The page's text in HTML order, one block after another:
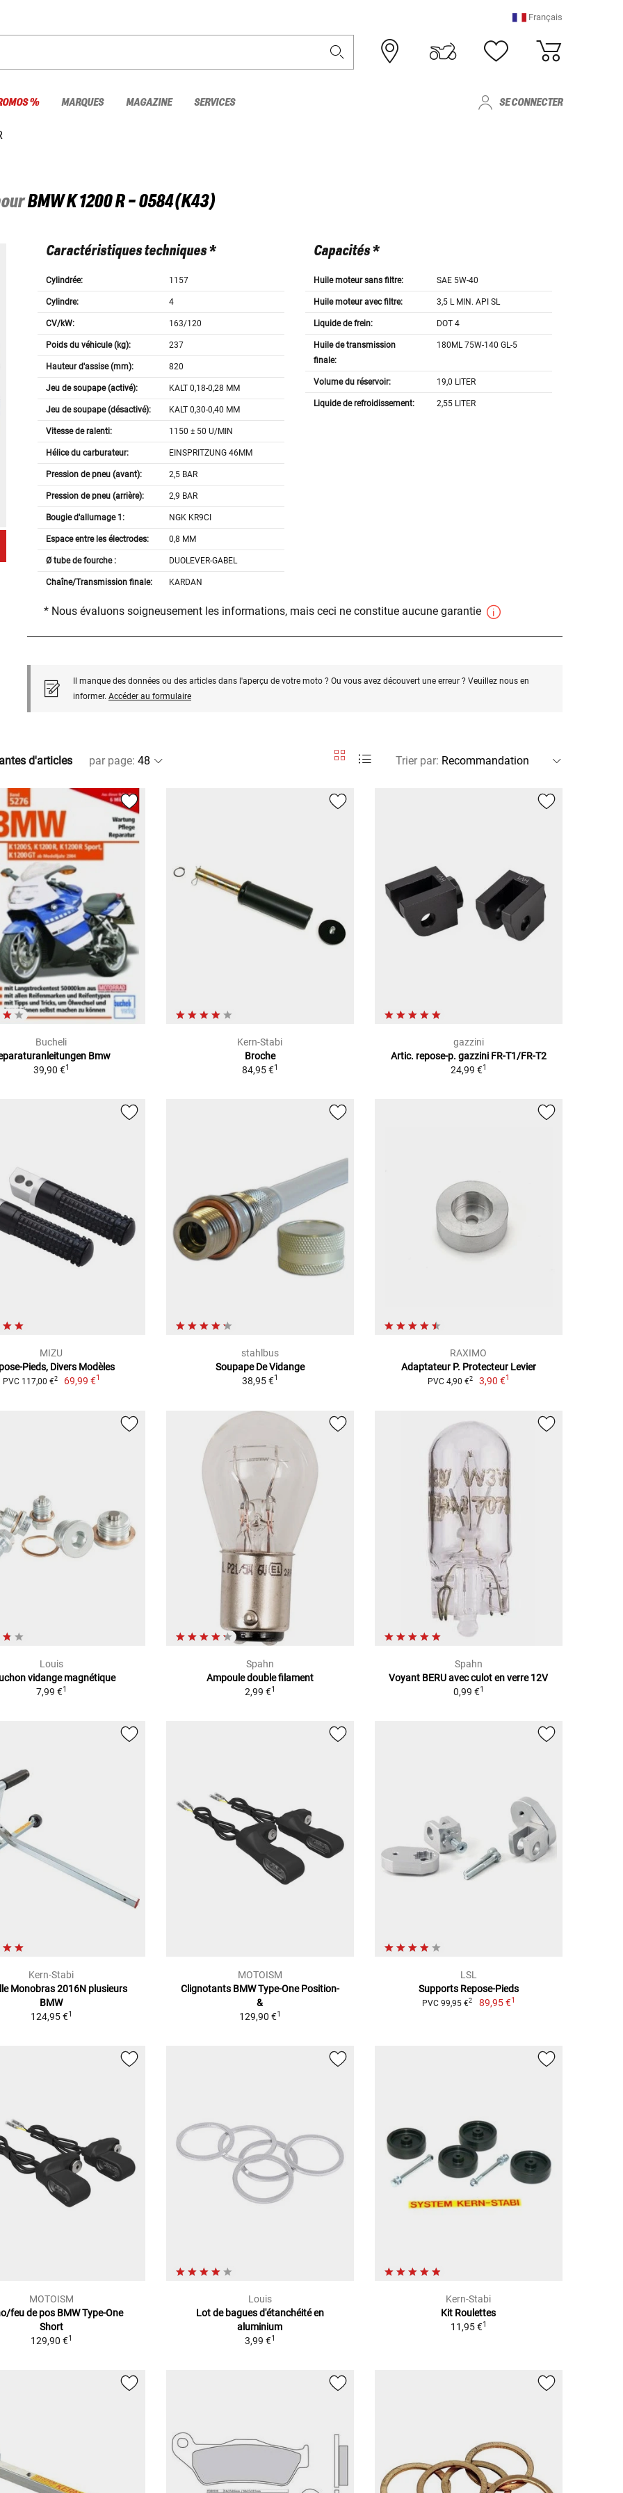
Français
% MARQUES MAGAZINE SERVICES SE CONNECTER
BMWK 1200 R - 0584(K43)
Caractéristiques techniques *
Cylindrée: 1157
Cylindre: 4
CV/kW: 163/120
Poids du véhicule (kg): 237
Hauteur d'assise (mm): 820
Jeu de soupape (activé): KALT 0,18-0,28 MM
Jeu de soupape (désactivé): KALT 0,30-0,40 MM
Vitesse de ralenti: 1150 ± 50 U/MIN
Hélice du carburateur: EINSPRITZUNG 46MM
Pression de pneu (avant): 2,5 BAR
Pression de pneu (arrière): 2,9 BAR
Bougie d'allumage 1: NGK KR9CI
Espace entre les électrodes: 0,8 MM
Ø tube de fourche : DUOLEVER-GABEL
Chaîne/Transmission finale: KARDAN
Capacités *
Huile moteur sans filtre: SAE 5W-40
Huile moteur avec filtre: 3,5 L MIN. API SL
Liquide de frein: DOT 4
Huile de transmission
finale:
180ML 75W-140 GL-5
Volume du réservoir: 19,0 LITER
Liquide de refroidissement: 2,55 LITER
* Nous évaluons soigneusement les informations, mais ceci ne constitue aucune garantie
Il manque des données ou des articles dans l'aperçu de votre moto ? Ou vous avez découvert une erreur ? Veuillez nous en
informer. Accéder au formulaire
d'articles par page: Trier par:
Bucheli
Bmw
39,90 €1
Kern-Stabi
Broche
84,95 €1
gazzini
Artic. repose-p. gazzini FR-T1/FR-T2
24,99 €1
MIZU
Pieds, Divers Modèles
PVC 117,00 €2 69,99 €1
stahlbus
Soupape De Vidange
38,95 €1
RAXIMO
Adaptateur P. Protecteur Levier
PVC 4,90 €2 3,90 €1
Louis
vidange magnétique
7,99 €1
Spahn
Ampoule double filament
2,99 €1
Spahn
Voyant BERU avec culot en verre 12V
0,99 €1
Kern-Stabi
Monobras 2016N plusieurs
BMW
124,95 €1
MOTOISM
Clignotants BMW Type-One Position-
&
129,90 €1
LSL
Supports Repose-Pieds
PVC 99,95 €2 89,95 €1
MOTOISM
feu de pos BMW Type-One
Short
129,90 €1
Louis
Lot de bagues d'étanchéité en
aluminium
3,99 €1
Kern-Stabi
Kit Roulettes
11,95 €1